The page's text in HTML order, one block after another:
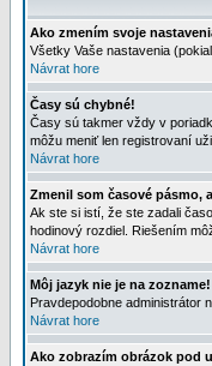
Ako zmením svoje
Všetky Vaše nastavenia
Návrat hore
Časy sú chybné!
Časy sú takmer vždy v
môžu meniť len registrovaní
Návrat hore
Zmenil som časové pásmo,
Ak ste si istí, že ste zadali
hodinový rozdiel. Riešením
Návrat hore
Môj jazyk nie je na zozname!
Pravdepodobne administrátor
Návrat hore
Ako zobrazím obrázok pod